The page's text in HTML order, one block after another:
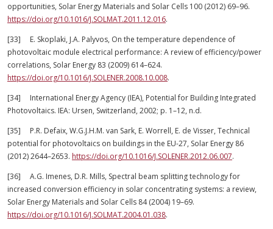
opportunities, Solar Energy Materials and Solar Cells 100 (2012) 69–96.
https://doi.org/10.1016/J.SOLMAT.2011.12.016.
[33] E. Skoplaki, J.A. Palyvos, On the temperature dependence of
photovoltaic module electrical performance: A review of efficiency/power
correlations, Solar Energy 83 (2009) 614–624.
https://doi.org/10.1016/J.SOLENER.2008.10.008.
[34] International Energy Agency (IEA), Potential for Building Integrated
Photovoltaics. IEA: Ursen, Switzerland, 2002; p. 1–12, n.d.
[35] P.R. Defaix, W.G.J.H.M. van Sark, E. Worrell, E. de Visser, Technical
potential for photovoltaics on buildings in the EU-27, Solar Energy 86
(2012) 2644–2653. https://doi.org/10.1016/J.SOLENER.2012.06.007.
[36] A.G. Imenes, D.R. Mills, Spectral beam splitting technology for
increased conversion efficiency in solar concentrating systems: a review,
Solar Energy Materials and Solar Cells 84 (2004) 19–69.
https://doi.org/10.1016/J.SOLMAT.2004.01.038.